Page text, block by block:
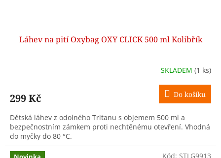
Láhev na pití Oxybag OXY CLICK 500 ml Kolibřík
SKLADEM (1 ks)
299 Kč Do košíku
Dětská láhev z odolného Tritanu s objemem 500 ml a
bezpečnostním zámkem proti nechtěnému otevření. Vhodná
do myčky do 80 °C.
Kód: STLG9913